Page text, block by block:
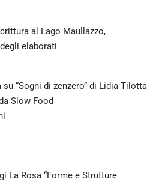
al Lago Maullazzo,
elaborati
“Sogni di zenzero” di Lidia Tilotta
Slow Food
La Rosa “Forme e Strutture